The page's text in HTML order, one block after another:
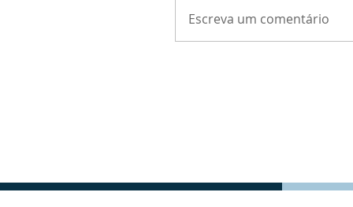
Escreva um comentário